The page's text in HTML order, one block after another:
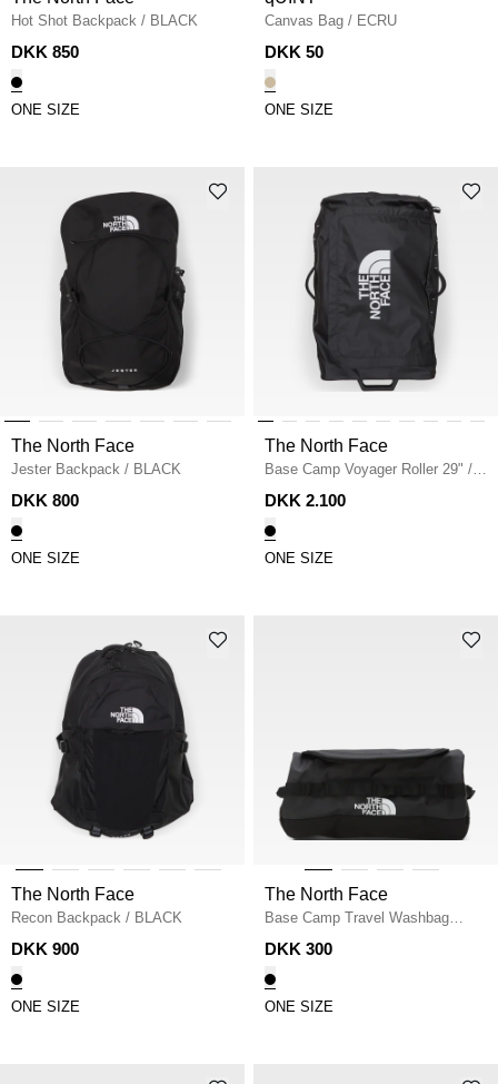
Hot Shot Backpack / BLACK
DKK 850
ONE SIZE
Canvas Bag / ECRU
DKK 50
ONE SIZE
The North Face
Jester Backpack / BLACK
DKK 800
ONE SIZE
The North Face
Base Camp Voyager Roller 29" /
INGEN FARVE
DKK 2.100
ONE SIZE
The North Face
Recon Backpack / BLACK
DKK 900
ONE SIZE
The North Face
Base Camp Travel Washbag
Large / BLACK
DKK 300
ONE SIZE